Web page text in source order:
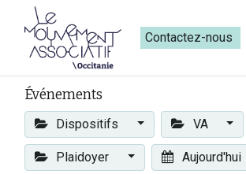
Contactez-nous​​
Événements
Dispositifs VA
Plaidoyer Aujourd'hui